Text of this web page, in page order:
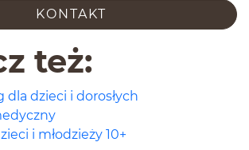
KON­TAKT
też:
dla dzieci i dorosłych
i młodzieży 10+